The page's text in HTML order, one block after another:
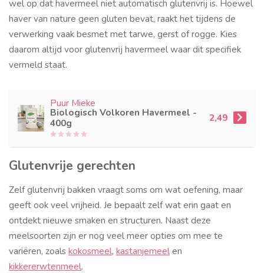
wel op dat havermeel niet automatisch glutenvrij is. Hoewel
haver van nature geen gluten bevat, raakt het tijdens de
verwerking vaak besmet met tarwe, gerst of rogge. Kies
daarom altijd voor glutenvrij havermeel waar dit specifiek
vermeld staat.
Puur Mieke
Biologisch Volkoren Havermeel -
400g
2,49
Glutenvrije gerechten
Zelf glutenvrij bakken vraagt soms om wat oefening, maar
geeft ook veel vrijheid. Je bepaalt zelf wat erin gaat en
ontdekt nieuwe smaken en structuren. Naast deze
meelsoorten zijn er nog veel meer opties om mee te
variëren, zoalskokosmeel, kastanjemeelen
kikkererwtenmeel.